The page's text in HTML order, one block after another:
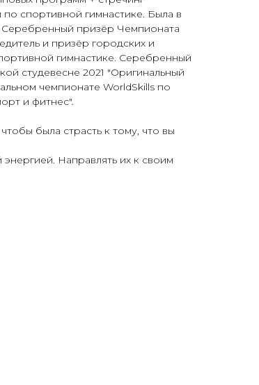
спортивной гимнастике. Была в
призёр Чемпионата
и призёр городских и
гимнастике. Серебренный
студевесне 2021 "Оригинальный
чемпионате WorldSkills по
и фитнес".
была страсть к тому, что вы
Направлять их к своим